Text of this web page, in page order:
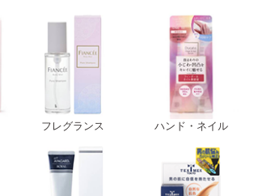
フレグランス ハンド・ネイル